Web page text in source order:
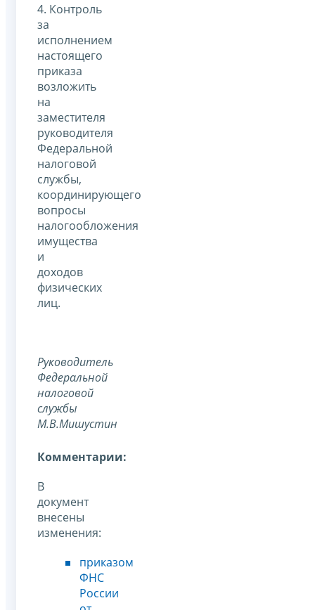
4. Контроль
за
исполнением
настоящего
приказа
возложить
на
заместителя
руководителя
Федеральной
налоговой
службы,
координирующего
вопросы
налогообложения
имущества
и
доходов
физических
лиц.
Руководитель
Федеральной
налоговой
службы
М.В.Мишустин
Комментарии:
В
документ
внесены
изменения:
приказом
ФНС
России